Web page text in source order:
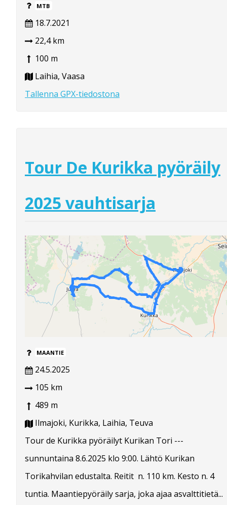
MTB
18.7.2021
22,4 km
100 m
Laihia, Vaasa
Tallenna GPX-tiedostona
Tour De Kurikka pyöräily
2025 vauhtisarja
MAANTIE
24.5.2025
105 km
489 m
Ilmajoki, Kurikka, Laihia, Teuva
Tour de Kurikka pyöräilyt Kurikan Tori ---
sunnuntaina 8.6.2025 klo 9:00. Lähtö Kurikan
Torikahvilan edustalta. Reitit n. 110 km. Kesto n. 4
tuntia. Maantiepyöräily sarja, joka ajaa asvalttitietä...